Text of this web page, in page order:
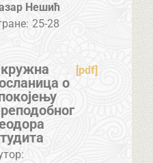
Нешић
25-28
о
[pdf]